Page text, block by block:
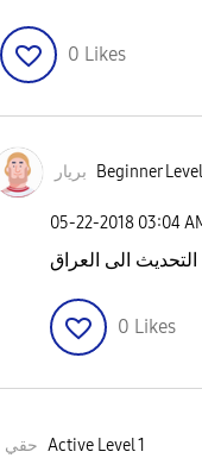
0 Likes
بريار Beginner
‎05-22-2018 03:04
التحديث الى العراق
0 Likes
حقي Active Level 1